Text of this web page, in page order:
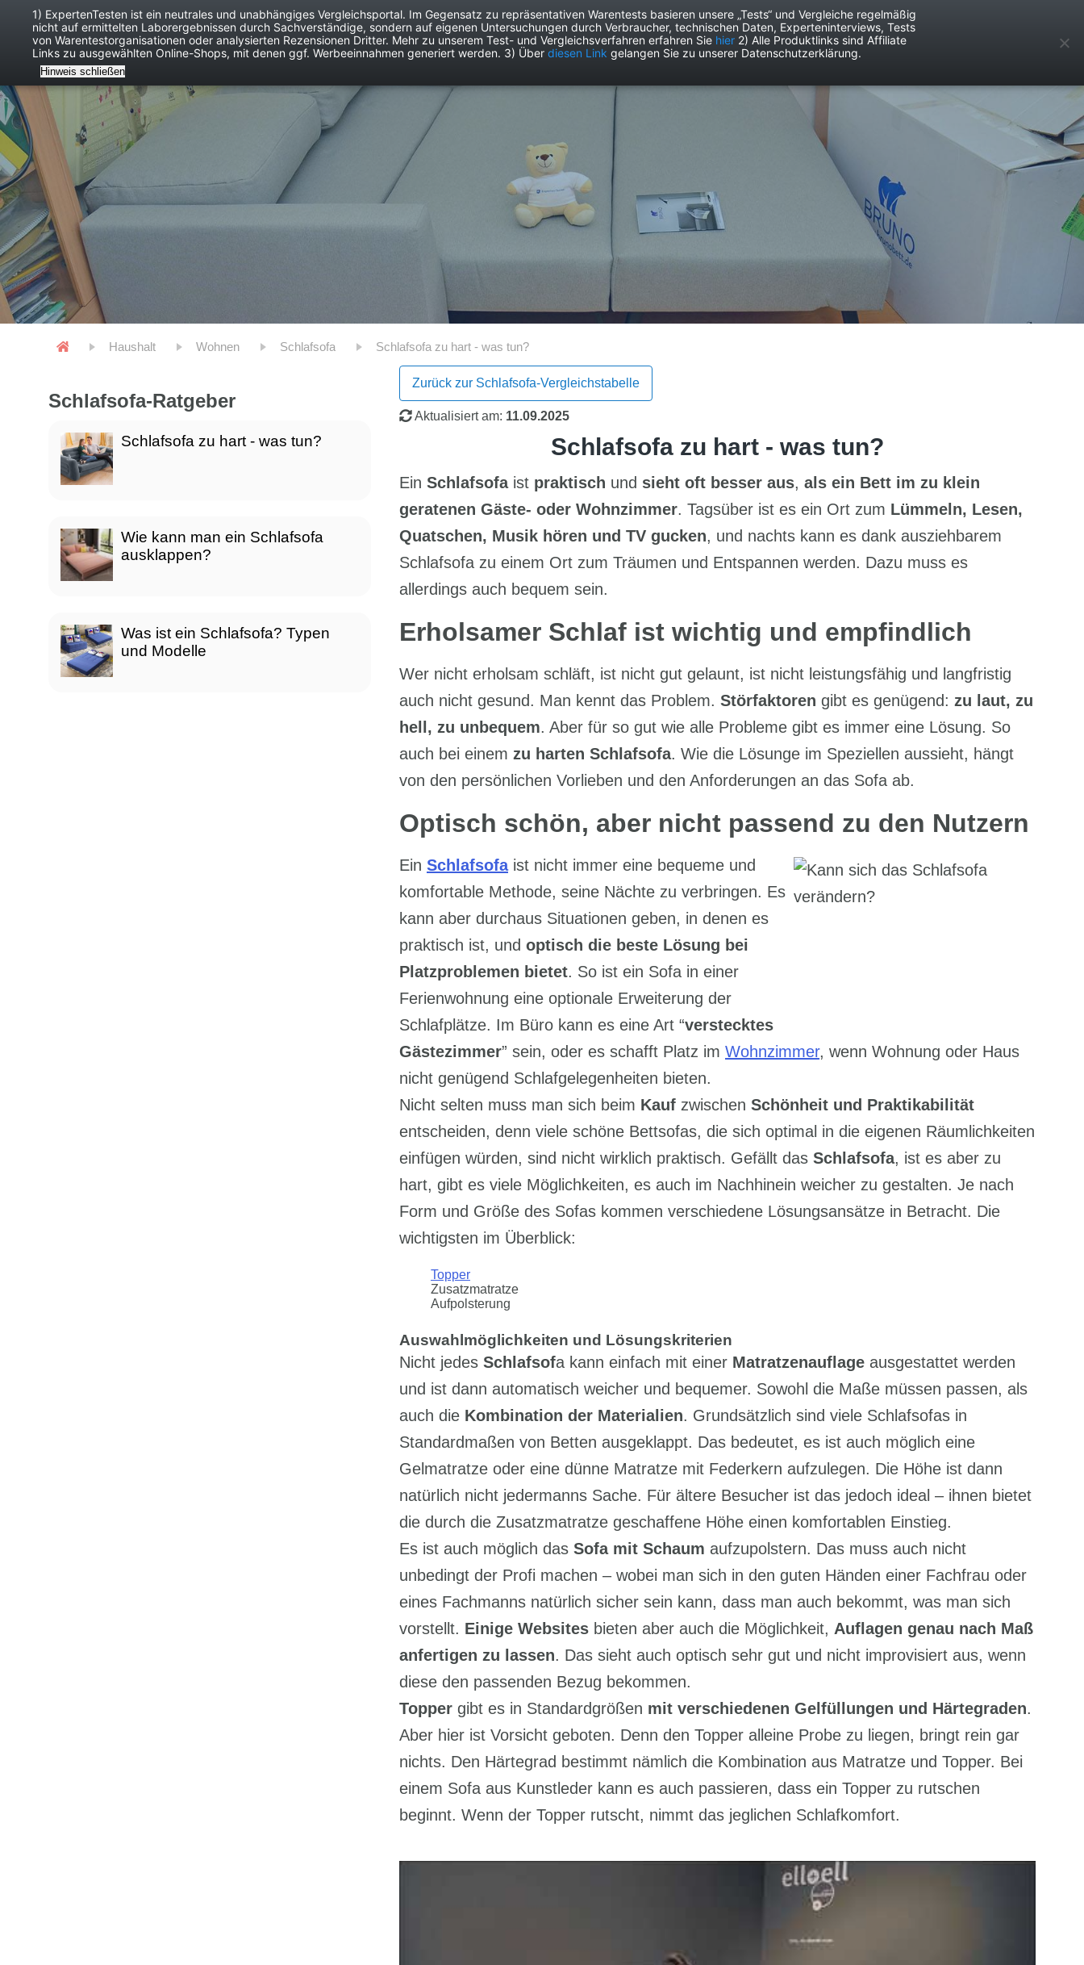
Baby Digitales Drogerie Elektronik Freizeit Garten Haushalt Heimwerken Services
1) ExpertenTesten ist ein neutrales und unabhängiges Vergleichsportal. Im Gegensatz zu repräsentativen Warentests basieren unsere „Tests“ und Vergleiche regelmäßig
nicht auf ermittelten Laborergebnissen durch Sachverständige, sondern auf eigenen Untersuchungen durch Verbraucher, technischen Daten, Experteninterviews, Tests
von Warentestorganisationen oder analysierten Rezensionen Dritter. Mehr zu unserem Test- und Vergleichsverfahren erfahren Sie hier 2) Alle Produktlinks sind Affiliate
Links zu ausgewählten Online-Shops, mit denen ggf. Werbeeinnahmen generiert werden. 3) Überdiesen Link gelangen Sie zu unserer Datenschutzerklärung.
Hinweis schließen
Haushalt Wohnen Schlafsofa Schlafsofa zu hart - was tun?
Schlafsofa-Ratgeber
Schlafsofa zu hart - was tun?
Wie kann man ein Schlafsofa
ausklappen?
Was ist ein Schlafsofa? Typen
und Modelle
Zurück zur Schlafsofa-Vergleichstabelle
Aktualisiert am: 11.09.2025
Schlafsofa zu hart - was tun?
Ein Schlafsofaist praktisch und sieht oft besser aus, als ein Bett im zu klein
geratenen Gäste- oder Wohnzimmer. Tagsüber ist es ein Ort zum Lümmeln, Lesen,
Quatschen, Musik hören und TV gucken, und nachts kann es dank ausziehbarem
Schlafsofa zu einem Ort zum Träumen und Entspannen werden. Dazu muss es
allerdings auch bequem sein.
Erholsamer Schlaf ist wichtig und empfindlich
Wer nicht erholsam schläft, ist nicht gut gelaunt, ist nicht leistungsfähig und langfristig
auch nicht gesund. Man kennt das Problem. Störfaktoren gibt es genügend: zu laut, zu
hell, zu unbequem. Aber für so gut wie alle Probleme gibt es immer eine Lösung. So
auch bei einem zu harten Schlafsofa. Wie die Lösunge im Speziellen aussieht, hängt
von den persönlichen Vorlieben und den Anforderungen an das Sofa ab.
Optisch schön, aber nicht passend zu den Nutzern
Ein Schlafsofaist nicht immer eine bequeme und
komfortable Methode, seine Nächte zu verbringen. Es
kann aber durchaus Situationen geben, in denen es
praktisch ist, und optisch die beste Lösung bei
Platzproblemen bietet. So ist ein Sofa in einer
Ferienwohnung eine optionale Erweiterung der
Schlafplätze. Im Büro kann es eine Art “verstecktes
Gästezimmer” sein, oder es schafft Platz im Wohnzimmer, wenn Wohnung oder Haus
nicht genügend Schlafgelegenheiten bieten.
Nicht selten muss man sich beim Kauf zwischen Schönheit und Praktikabilität
entscheiden, denn viele schöne Bettsofas, die sich optimal in die eigenen Räumlichkeiten
einfügen würden, sind nicht wirklich praktisch. Gefällt das Schlafsofa, ist es aber zu
hart, gibt es viele Möglichkeiten, es auch im Nachhinein weicher zu gestalten. Je nach
Form und Größe des Sofas kommen verschiedene Lösungsansätze in Betracht. Die
wichtigsten im Überblick:
Topper
Zusatzmatratze
Aufpolsterung
Auswahlmöglichkeiten und Lösungskriterien
Nicht jedes Schlafsofa kann einfach mit einer Matratzenauflage ausgestattet werden
und ist dann automatisch weicher und bequemer. Sowohl die Maße müssen passen, als
auch die Kombination der Materialien. Grundsätzlich sind viele Schlafsofas in
Standardmaßen von Betten ausgeklappt. Das bedeutet, es ist auch möglich eine
Gelmatratze oder eine dünne Matratze mit Federkern aufzulegen. Die Höhe ist dann
natürlich nicht jedermanns Sache. Für ältere Besucher ist das jedoch ideal – ihnen bietet
die durch die Zusatzmatratze geschaffene Höhe einen komfortablen Einstieg.
Es ist auch möglich das Sofa mit Schaum aufzupolstern. Das muss auch nicht
unbedingt der Profi machen – wobei man sich in den guten Händen einer Fachfrau oder
eines Fachmanns natürlich sicher sein kann, dass man auch bekommt, was man sich
vorstellt. Einige Websites bieten aber auch die Möglichkeit, Auflagen genau nach Maß
anfertigen zu lassen. Das sieht auch optisch sehr gut und nicht improvisiert aus, wenn
diese den passenden Bezug bekommen.
Topper gibt es in Standardgrößen mit verschiedenen Gelfüllungen und Härtegraden.
Aber hier ist Vorsicht geboten. Denn den Topper alleine Probe zu liegen, bringt rein gar
nichts. Den Härtegrad bestimmt nämlich die Kombination aus Matratze und Topper. Bei
einem Sofa aus Kunstleder kann es auch passieren, dass ein Topper zu rutschen
beginnt. Wenn der Topper rutscht, nimmt das jeglichen Schlafkomfort.